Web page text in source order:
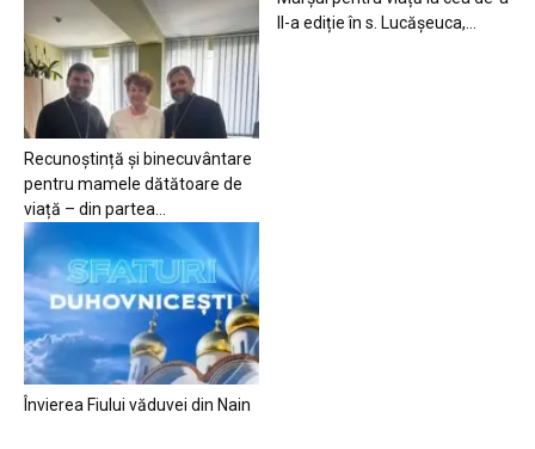
Recunoștință și binecuvântare
pentru mamele dătătoare de
viață – din partea...
II-a ediție în s. Lucășeuca,...
Învierea Fiului văduvei din Nain